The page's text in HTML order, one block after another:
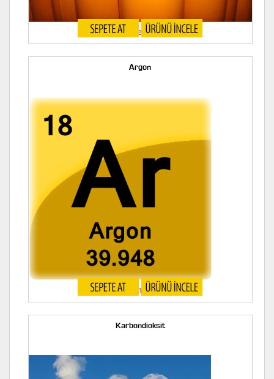
Asetilen Gazı
Argon
Argon Gazı
Karbondioksit